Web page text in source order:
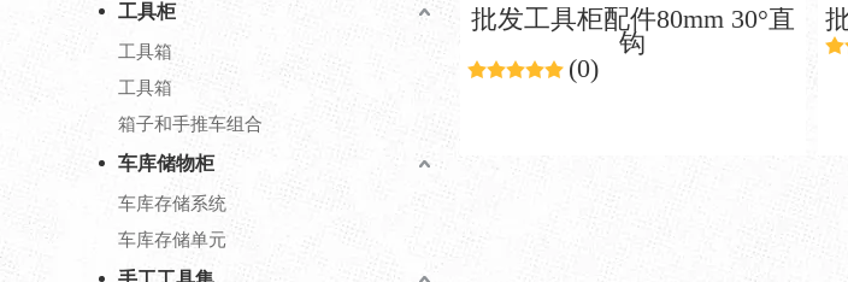
工具柜
工具箱
工具箱
箱子和手推车组合
车库储物柜
车库存储系统
车库存储单元
批发工具柜配件80mm 30°直
钩
(0)